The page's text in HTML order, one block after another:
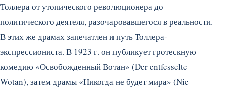
Толлера от утопического революционера до
политического деятеля, разочаровавшегося в реальности.
В этих же драмах запечатлен и путь Толлера-
экспрессиониста. В 1923 г. он публикует гротескную
комедию «Освобожденный Вотан» (Der entfesselte
Wotan), затем драмы «Никогда не будет мира» (Nie